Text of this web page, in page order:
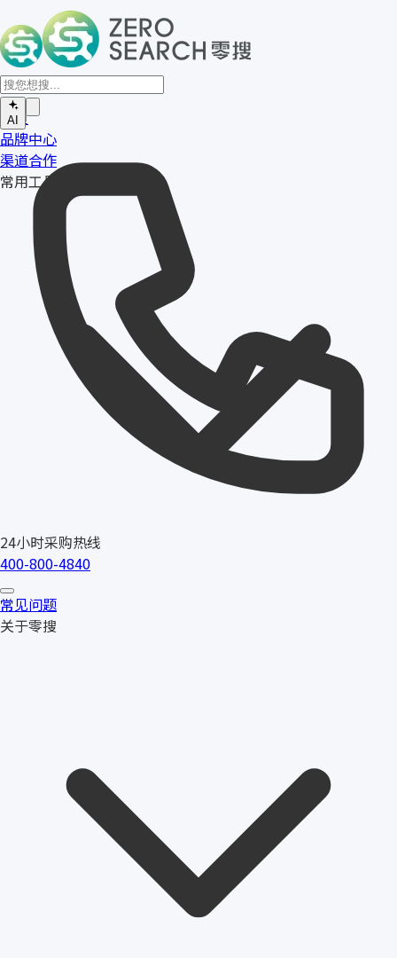
AI
24小时采购热线
400-800-4840
首页
品牌中心
渠道合作
常用工具
常见问题
关于零搜